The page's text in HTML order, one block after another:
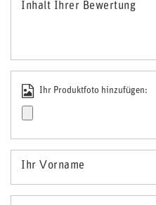
Inhalt Ihrer Bewertung
Ihr Produktfoto hinzufügen:
Ihr Vorname